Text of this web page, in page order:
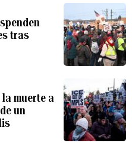
tras
muerte a
un